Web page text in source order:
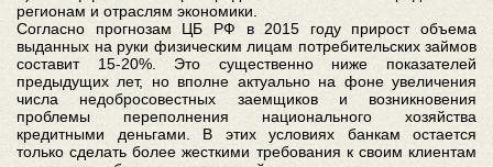
регионам и отраслям экономики.
Согласно прогнозам ЦБ РФ в 2015 году прирост объема
выданных на руки физическим лицам потребительских займов
составит 15-20%. Это существенно ниже показателей
предыдущих лет, но вполне актуально на фоне увеличения
числа недобросовестных заемщиков и возникновения
проблемы переполнения национального хозяйства
кредитными деньгами. В этих условиях банкам остается
только сделать более жесткими требования к своим клиентам